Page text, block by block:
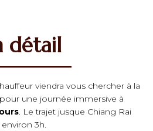
détail
viendra vous chercher à la
une journée immersive à
. Le trajet jusque Chiang Rai
3h.